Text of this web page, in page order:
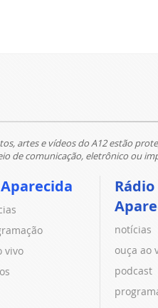
artes e vídeos do A12 estão
de comunicação, eletrônico ou
vivo
Rádio
notícias
ouça ao
podcast